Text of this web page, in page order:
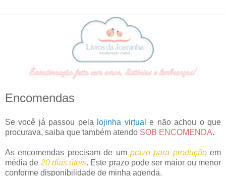
Encomendas
Se você já passou pela lojinha virtual
e não achou o que
procurava, saiba que também atendo SOB ENCOMENDA.
As encomendas precisam de um prazo para produçãoem
média de 20 dias úteis. Este prazo pode ser maior ou menor
conforme disponibilidade de minha agenda.